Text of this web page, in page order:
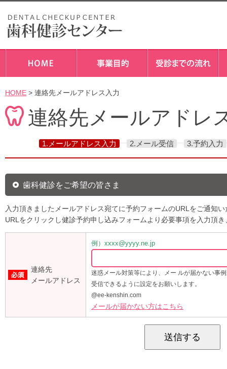
HOME > 連絡先メールアドレス入力
連絡先メールアドレ
1.メールアドレス入力 2.メール受信 3.予約入力
歯科健診をご希望の皆さま
入力頂きましたメールアドレス宛てに予約フォームのURLをご通知
URLをクリックし健診予約申し込みフォームより必要事項を入力頂
連絡先
メールアドレス
例）xxxx@yyyy.ne.jp
迷惑メール対策等により、メー ルが届かない事
受信できるように設定をお願いします。
@ee-kenshin.com
メールが届かない方はこちら